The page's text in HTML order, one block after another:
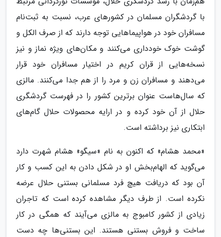
با گردشگران مسلمان در کشورهای عرب، نسبت به ثبت‌نام
مسافران خود در هواپیماهایی توجه دارند که از صرف الکل و
گوشت خوک خودداری می‌کنند و مکان‌های ویژه نماز و نیز
نسخه‌هایی از قران کریم در اختیار مسافران خود قرار
می‌دهند و مسافران زن و مرد را از هم جدا می‌کنند. مالزی
که سال‌هاست عنوان برترین کشور را در فهرست گردشگری
حلال از آن خود کرده و در ارایه محصولات حلال گام‌های
ابتکاری نیز برداشته است.
«محمد هشام» که اکنون به نام «سیگو» هشام شهرت دارد
می‌گوید که الهام‌بخش او در شکل دادن به این کسب و کار
آن بود که دریافت هیچ فرد مسلمانی بستنی حلال عرضه
نکرده است. از طرف دیگر مشاهده کرده است که تاجران
زیادی از کشور کامبوج به مالزی می‌آیند که همگی در کار
ساخت و فروش بستنی هستند. این بستنی‌ها چه دست